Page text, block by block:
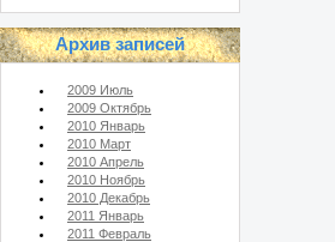
Архив записей
2009 Июль
2009 Октябрь
2010 Январь
2010 Март
2010 Апрель
2010 Ноябрь
2010 Декабрь
2011 Январь
2011 Февраль